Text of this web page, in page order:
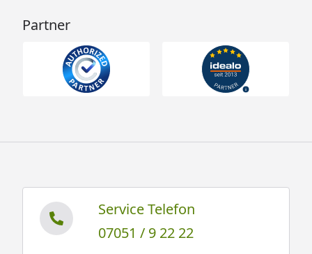
Leistungen zum Festpreis
Weitere Informationen
Saunaleuchten und farbige LEDs
Saunadüfte und Aufgusskonzentrate
Thermo- und Hygrometer, Sanduhren,
Schöpfkellen, Aufgusskübel usw.
Partner
Service Telefon
07051 / 9 22 22